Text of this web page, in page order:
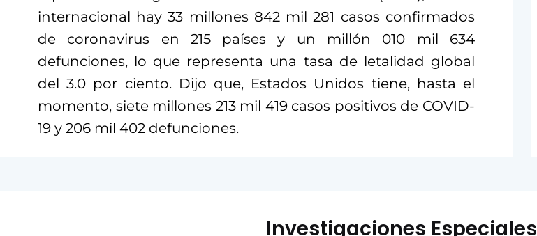
internacional hay 33 millones 842 mil 281 casos confirmados
de coronavirus en 215 países y un millón 010 mil 634
defunciones, lo que representa una tasa de letalidad global
del 3.0 por ciento. Dijo que, Estados Unidos tiene, hasta el
momento, siete millones 213 mil 419 casos positivos de COVID-
19 y 206 mil 402 defunciones.
Investigaciones Especiales